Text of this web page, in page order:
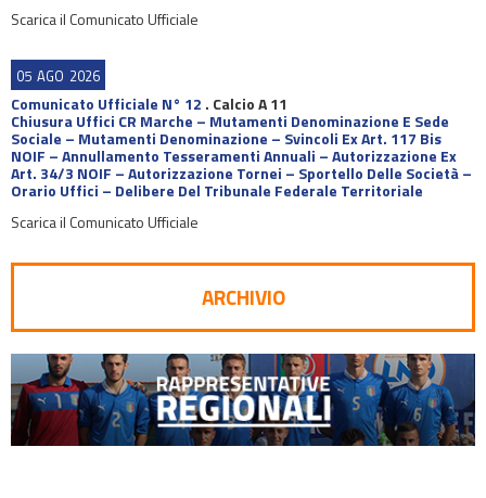
Scarica il Comunicato Ufficiale
05 AGO 2026
Comunicato Ufficiale N° 12 . Calcio A 11
Chiusura Uffici CR Marche – Mutamenti Denominazione E Sede
Sociale – Mutamenti Denominazione – Svincoli Ex Art. 117 Bis
NOIF – Annullamento Tesseramenti Annuali – Autorizzazione Ex
Art. 34/3 NOIF – Autorizzazione Tornei – Sportello Delle Società –
Orario Uffici – Delibere Del Tribunale Federale Territoriale
Scarica il Comunicato Ufficiale
ARCHIVIO